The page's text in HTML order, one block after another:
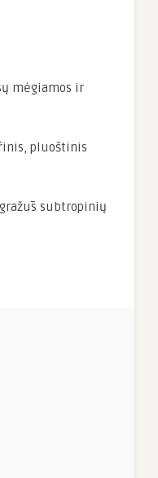
mėgiamos ir
pluoštinis
subtropinių